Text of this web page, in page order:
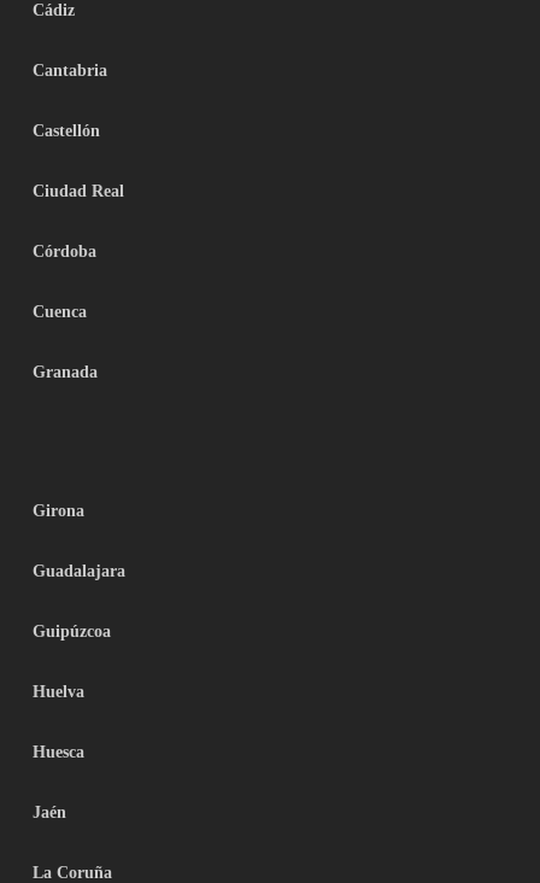
Cádiz
Cantabria
Castellón
Ciudad Real
Córdoba
Cuenca
Granada
Girona
Guadalajara
Guipúzcoa
Huelva
Huesca
Jaén
La Coruña